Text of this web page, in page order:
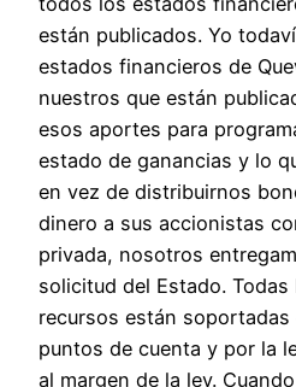
están publicados. Yo
estados financieros de
nuestros que están
esos aportes para
estado de ganancias y lo
en vez de distribuirnos
dinero a sus accionistas
privada, nosotros
solicitud del Estado.
recursos están
puntos de cuenta y por la
al margen de la ley.